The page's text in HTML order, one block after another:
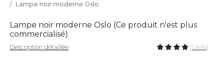
Lampe noir moderne Oslo
Lampe noir moderne Oslo (Ce produit n'est plus
commercialisé)
Description détaillée (1 avis)